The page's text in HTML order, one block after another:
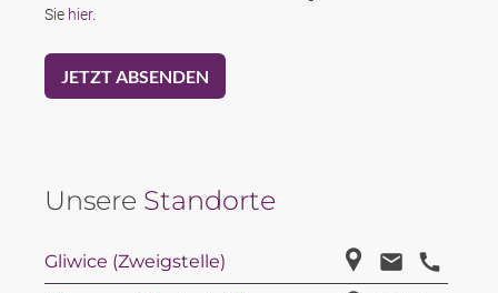
Sie hier.
Unsere Standorte
Gliwice (Zweigstelle)